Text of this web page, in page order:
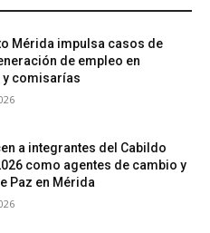
Mérida impulsa casos de
de empleo en
comisarías
a integrantes del Cabildo
como agentes de cambio y
Paz en Mérida